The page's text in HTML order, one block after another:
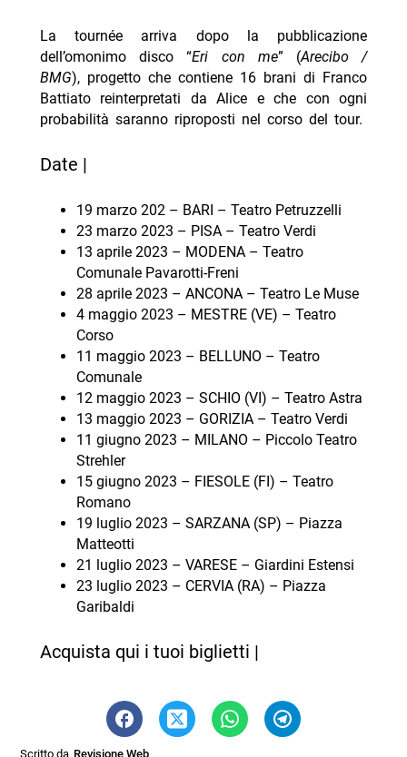
La tournée arriva dopo la pubblicazione
dell’omonimo disco “Eri con me” (Arecibo /
BMG), progetto che contiene 16 brani di Franco
Battiato reinterpretati da Alice e che con ogni
probabilità saranno riproposti nel corso del tour.
Date |
19 marzo 202 – BARI – Teatro Petruzzelli
23 marzo 2023 – PISA – Teatro Verdi
13 aprile 2023 – MODENA – Teatro
Comunale Pavarotti-Freni
28 aprile 2023 – ANCONA – Teatro Le Muse
4 maggio 2023 – MESTRE (VE) – Teatro
Corso
11 maggio 2023 – BELLUNO – Teatro
Comunale
12 maggio 2023 – SCHIO (VI) – Teatro Astra
13 maggio 2023 – GORIZIA – Teatro Verdi
11 giugno 2023 – MILANO – Piccolo Teatro
Strehler
15 giugno 2023 – FIESOLE (FI) – Teatro
Romano
19 luglio 2023 – SARZANA (SP) – Piazza
Matteotti
21 luglio 2023 – VARESE – Giardini Estensi
23 luglio 2023 – CERVIA (RA) – Piazza
Garibaldi
Acquista qui i tuoi biglietti |
Scritto da Revisione Web